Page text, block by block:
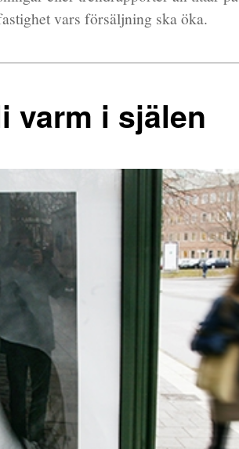
vars försäljning ska öka.
varm i själen